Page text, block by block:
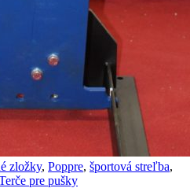
zložky, Poppre, športová streľba,
pre pušky